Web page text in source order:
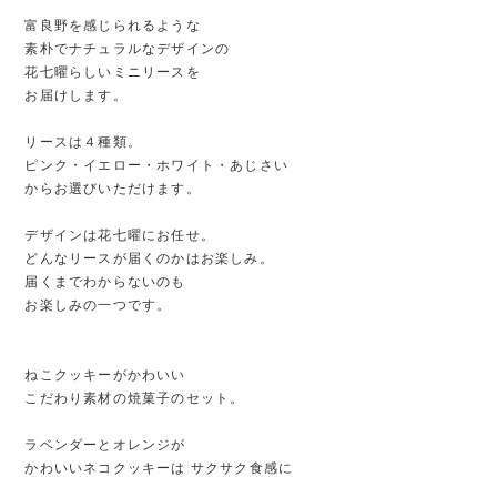
富良野を感じられるような
素朴でナチュラルなデザインの
花七曜らしいミニリースを
お届けします。
リースは４種類。
ピンク・イエロー・ホワイト・あじさい
からお選びいただけます。
デザインは花七曜にお任せ。
どんなリースが届くのかはお楽しみ。
届くまでわからないのも
お楽しみの一つです。
ねこクッキーがかわいい
こだわり素材の焼菓子のセット。
ラベンダーとオレンジが
かわいいネコクッキーは サクサク食感に